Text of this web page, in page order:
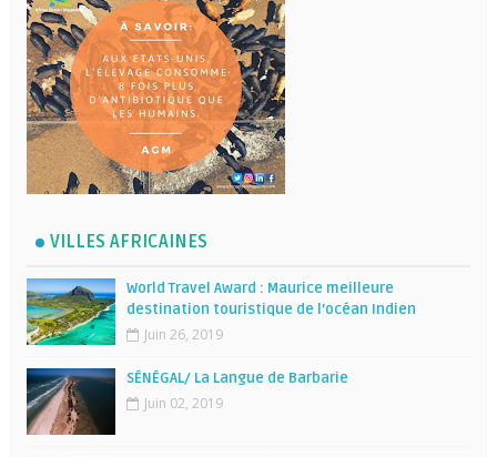
VILLES AFRICAINES
World Travel Award : Maurice meilleure
destination touristique de l’océan Indien
Juin 26, 2019
SÉNÉGAL/ La Langue de Barbarie
Juin 02, 2019